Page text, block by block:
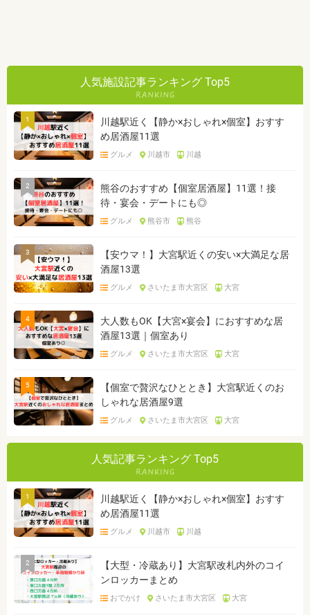
人気施設記事ランキング Top5
1
川越駅近く【静か×おしゃれ×個室】おすす
め居酒屋11選
グルメ 川越市 川越
2
熊谷のおすすめ【個室居酒屋】11選！接
待・宴会・デートにも◎
グルメ 熊谷市 熊谷
3
【安ウマ！】大宮駅近くの安い×大満足な居
酒屋13選
グルメ さいたま市大宮区 大宮
4
大人数もOK【大宮×宴会】におすすめな居
酒屋13選｜個室あり
グルメ さいたま市大宮区 大宮
5
【個室で贅沢なひととき】大宮駅近くのお
しゃれな居酒屋9選
グルメ さいたま市大宮区 大宮
人気記事ランキング Top5
1
川越駅近く【静か×おしゃれ×個室】おすす
め居酒屋11選
グルメ 川越市 川越
2
【大型・冷蔵あり】大宮駅改札内外のコイ
ンロッカーまとめ
おでかけ さいたま市大宮区 大宮